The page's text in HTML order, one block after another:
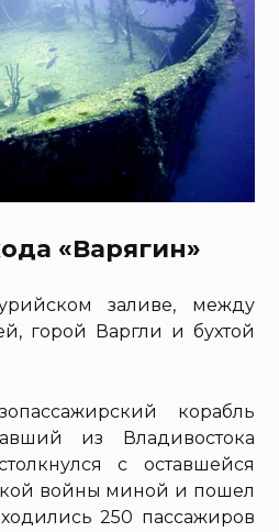
«Варягин»
заливе, между
горой Варгли и бухтой
корабль
из Владивостока
с оставшейся
войны миной и пошел
250 пассажиров